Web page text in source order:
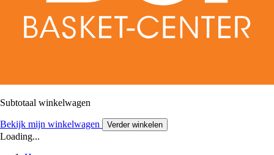
Subtotaal winkelwagen
Bekijk mijn winkelwagen Verder winkelen
Loading...